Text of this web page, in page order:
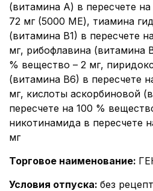
(витамина А) в пересчете
72 мг (5000 МЕ), тиамина
(витамина В1) в пересчете
мг, рибофлавина (витамина
% вещество – 2 мг,
(витамина В6) в пересчете
мг, кислоты аскорбиновой
пересчете на 100 %
никотинамида в пересчете
мг
Торговое наименование:
Условия отпуска: без